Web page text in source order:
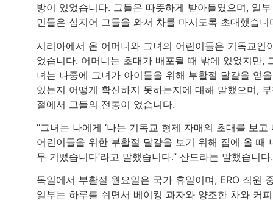
방이 있었습니다. 그들은 따뜻하게 받아들였으며, 일
민들은 심지어 그들을 와서 차를 마시도록 초대했습니
시리아에서 온 어머니와 그녀의 어린이들은 기독교인
었습니다. 어머니는 초대가 배포될 때 밖에 있었지만,
녀는 나중에 그녀가 아이들을 위해 부활절 달걀을 얻
있는지 어떻게 확신하지 못하는지에 대해 말했으며,
절에서 그들의 전통이 었습니다.
“그녀는 나에게 ‘나는 기독교 형제 자매의 초대를 보고
어린이들을 위한 부활절 달걀을 보기 위해 집에 올 때
무 기뻤습니다’라고 말했습니다.” 산드라는 말했습니다.
독일에서 부활절 월요일은 국가 휴일이며, ERO 직원
일부는 하루를 쉬면서 베이킹 과자와 양조한 차와 커